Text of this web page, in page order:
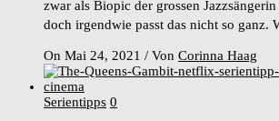
zwar als Biopic der grossen
doch irgendwie passt das nicht so ganz.
On Mai 24, 2021 / Von Corinna Haag
Serientipps 0